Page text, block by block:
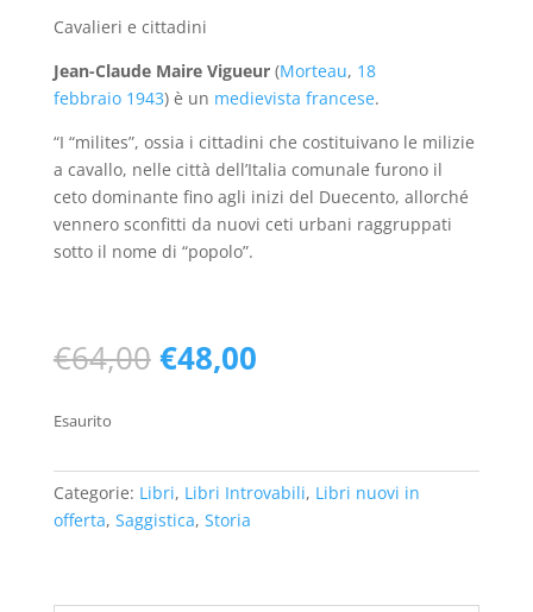
Cavalieri e cittadini
Jean-Claude Maire Vigueur(Morteau, 18
febbraio 1943) è un medievista francese.
“I “milites”, ossia i cittadini che costituivano le milizie
a cavallo, nelle città dell’Italia comunale furono il
ceto dominante fino agli inizi del Duecento, allorché
vennero sconfitti da nuovi ceti urbani raggruppati
sotto il nome di “popolo”.
€64,00 Il
prezzo
€64,00.
€48,00Il
€48,00.
Esaurito
Categorie: Libri, Libri Introvabili, Libri nuovi in
offerta, Saggistica, Storia